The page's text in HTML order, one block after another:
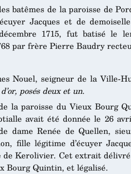
batêmes de la paroisse de
Jacques et de
1715, fut batisé le
par frère Pierre Baudry
Nouel, seigneur de la Ville-
posés deux et un.
la paroisse du Vieux Bourg
avait été donnée le 26
dame Renée de Quellen,
fille légitime d’écuyer
de Kerolivier. Cet extrait
Bourg Quintin, et légalisé.